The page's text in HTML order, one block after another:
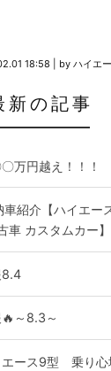
18:58 by ハイエ
新の記事
〇万円越え！！！
紹介【ハイエー
車 カスタムカー
8.4
～8.3～
エース9型 乗り心